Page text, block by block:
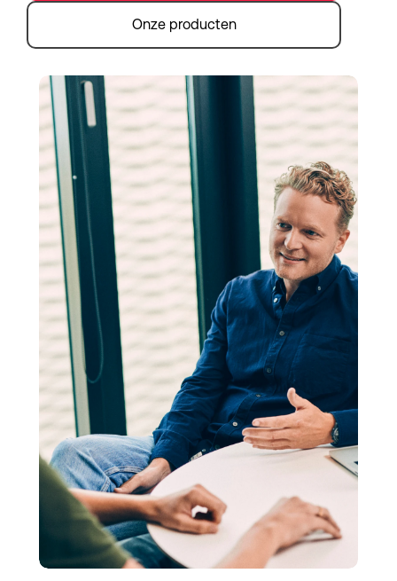
Onze producten